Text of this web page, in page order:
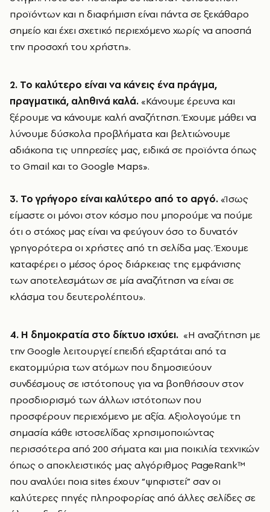
προϊόντων και η διαφήμιση είναι πάντα σε ξεκάθαρο
σημείο και έχει σχετικό περιεχόμενο χωρίς να αποσπά
την προσοχή του χρήστη».
2. Το καλύτερο είναι να κάνεις ένα πράγμα,
πραγματικά, αληθινά καλά. «Κάνουμε έρευνα και
ξέρουμε να κάνουμε καλή αναζήτηση. Έχουμε μάθει να
λύνουμε δύσκολα προβλήματα και βελτιώνουμε
αδιάκοπα τις υπηρεσίες μας, ειδικά σε προϊόντα όπως
το Gmail και το Google Maps».
3. Το γρήγορο είναι καλύτερο από το αργό. «Ίσως
είμαστε οι μόνοι στον κόσμο που μπορούμε να πούμε
ότι ο στόχος μας είναι να φεύγουν όσο το δυνατόν
γρηγορότερα οι χρήστες από τη σελίδα μας. Έχουμε
καταφέρει ο μέσος όρος διάρκειας της εμφάνισης
των αποτελεσμάτων σε μία αναζήτηση να είναι σε
κλάσμα του δευτερολέπτου».
4. Η δημοκρατία στο δίκτυο ισχύει. «Η αναζήτηση με
την Google λειτουργεί επειδή εξαρτάται από τα
εκατομμύρια των ατόμων που δημοσιεύουν
συνδέσμους σε ιστότοπους για να βοηθήσουν στον
προσδιορισμό των άλλων ιστότοπων που
προσφέρουν περιεχόμενο με αξία. Αξιολογούμε τη
σημασία κάθε ιστοσελίδας χρησιμοποιώντας
περισσότερα από 200 σήματα και μια ποικιλία τεχνικών
όπως ο αποκλειστικός μας αλγόριθμος PageRank™
που αναλύει ποια sites έχουν “ψηφιστεί” σαν οι
καλύτερες πηγές πληροφορίας από άλλες σελίδες σε